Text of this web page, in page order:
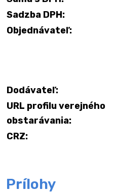
Sadzba DPH:
Objednávateľ:
Dodávateľ:
URL profilu verejného
obstarávania:
CRZ:
Prílohy